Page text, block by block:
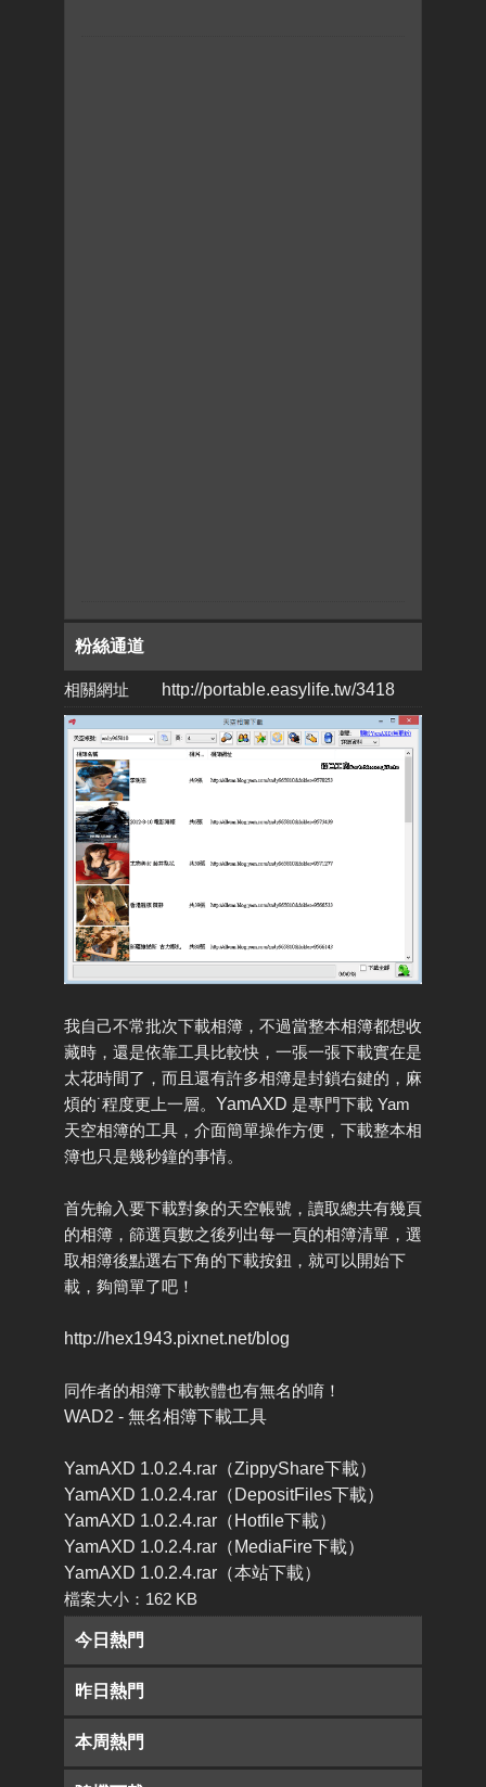
粉絲通道
相關網址 http://portable.easylife.tw/3418
我自己不常批次下載相簿，不過當整本相簿都想收
藏時，還是依靠工具比較快，一張一張下載實在是
太花時間了，而且還有許多相簿是封鎖右鍵的，麻
煩的˙程度更上一層。 YamAXD 是專門下載 Yam
天空相簿的工具，介面簡單操作方便，下載整本相
簿也只是幾秒鐘的事情。
首先輸入要下載對象的天空帳號，讀取總共有幾頁
的相簿，篩選頁數之後列出每一頁的相簿清單，選
取相簿後點選右下角的下載按鈕，就可以開始下
載，夠簡單了吧！
http://hex1943.pixnet.net/blog
同作者的相簿下載軟體也有無名的唷！
WAD2 - 無名相簿下載工具
YamAXD 1.0.2.4.rar（ZippyShare下載）
YamAXD 1.0.2.4.rar（DepositFiles下載）
YamAXD 1.0.2.4.rar（Hotfile下載）
YamAXD 1.0.2.4.rar（MediaFire下載）
YamAXD 1.0.2.4.rar（本站下載）
檔案大小：162 KB
今日熱門
昨日熱門
本周熱門